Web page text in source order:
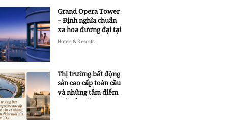
Grand Opera Tower
– Định nghĩa chuẩn
xa hoa đương đại tại
Sheraton Saigon
Hotels & Resorts
Thị trường bất động
sản cao cấp toàn cầu
và những tâm điểm
mới của năm 2026